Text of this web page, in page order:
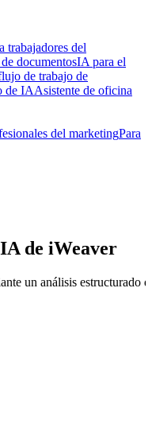
trabajadores del
documentosIA para el
de trabajo de
de IAAsistente de oficina
del marketingPara
de iWeaver
un análisis estructurado